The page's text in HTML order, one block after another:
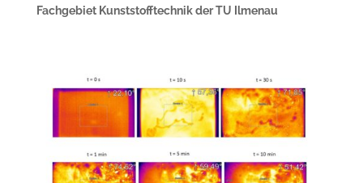
Fachgebiet Kunststofftechnik der TU Ilmenau